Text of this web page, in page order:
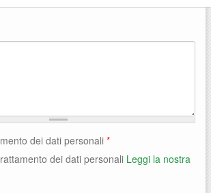
dei dati personali *
dei dati personali Leggi la nostra